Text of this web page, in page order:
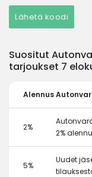
Lähetä koodi
Suositut
tarjoukset 7
Alennus
2%
2%
5%
Uudet